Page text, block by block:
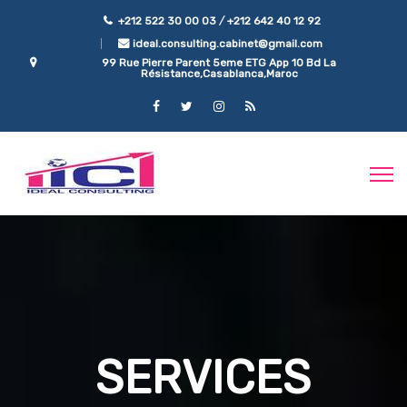
+212 522 30 00 03/+212 642 40 12 92
ideal.consulting.cabinet@gmail.com
99 Rue Pierre Parent 5eme ETG App 10 Bd La
Résistance,Casablanca,Maroc
SERVICES